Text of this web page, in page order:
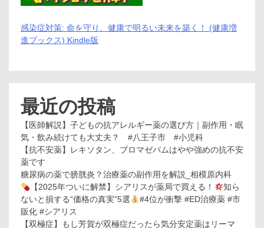
感染症対策: 命を守り、健康で明るい未来を築く！ (健康増
進ブックス) Kindle版
最近の投稿
【医師解説】子どもの抗アレルギー薬の選び方｜副作用・眠
気・飲み続けても大丈夫？ #八王子市 #小児科
【抗不安薬】レキソタン、ブロマゼパムはやや強めの抗不安
薬です
糖尿病の薬で膀胱炎？治療薬の副作用を解説_相模原内科
【2025年ついに解禁】シアリスが薬局で買える！
知ら
ないと損する“価格の真実”5選
#4位が衝撃 #ED治療薬 #市
販化 #シアリス
【双極症】もし芳賀が双極症だったら気分安定薬はリーマ